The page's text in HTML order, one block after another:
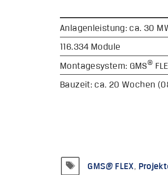
Anlagenleistung: ca. 30
116.334 Module
Montagesystem: GMS®
Bauzeit: ca. 20 Wochen
Schlagwörter
GMS® FLEX,